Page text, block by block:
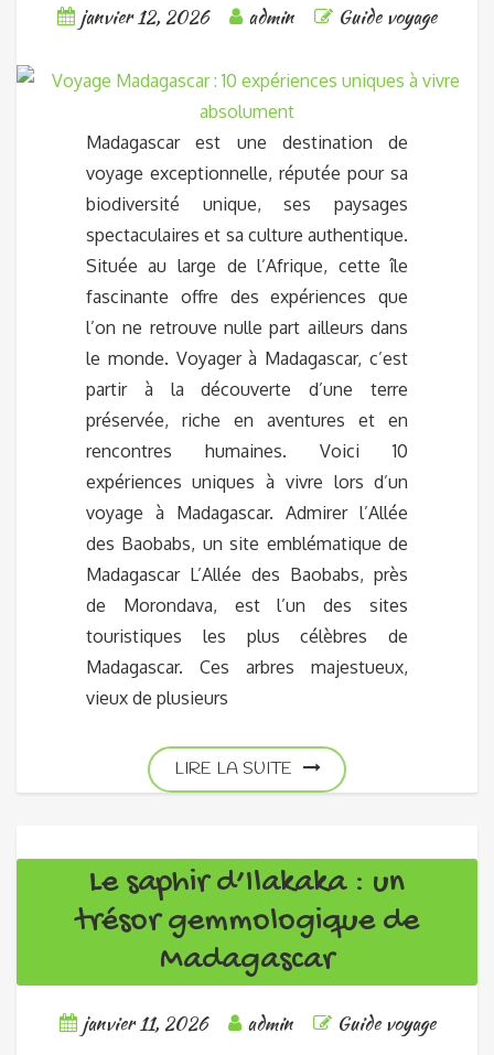
janvier 12, 2026 admin Guide voyage
Madagascar est une destination de
voyage exceptionnelle, réputée pour sa
biodiversité unique, ses paysages
spectaculaires et sa culture authentique.
Située au large de l’Afrique, cette île
fascinante offre des expériences que
l’on ne retrouve nulle part ailleurs dans
le monde. Voyager à Madagascar, c’est
partir à la découverte d’une terre
préservée, riche en aventures et en
rencontres humaines. Voici 10
expériences uniques à vivre lors d’un
voyage à Madagascar. Admirer l’Allée
des Baobabs, un site emblématique de
Madagascar L’Allée des Baobabs, près
de Morondava, est l’un des sites
touristiques les plus célèbres de
Madagascar. Ces arbres majestueux,
vieux de plusieurs
LIRE LA SUITE
Le saphir d’Ilakaka : un
trésor gemmologique de
Madagascar
janvier 11, 2026 admin Guide voyage